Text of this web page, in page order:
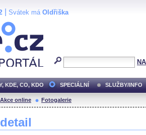
Svátek má Oldřiška
KDE, CO, KDO SPECIÁLNÍ SLUŽBY/INFO
Akce online Fotogalerie